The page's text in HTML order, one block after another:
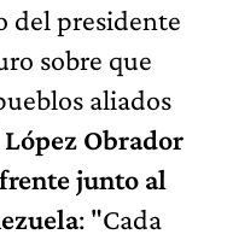
del presidente
sobre que
aliados
López Obrador
junto al
: "Cada